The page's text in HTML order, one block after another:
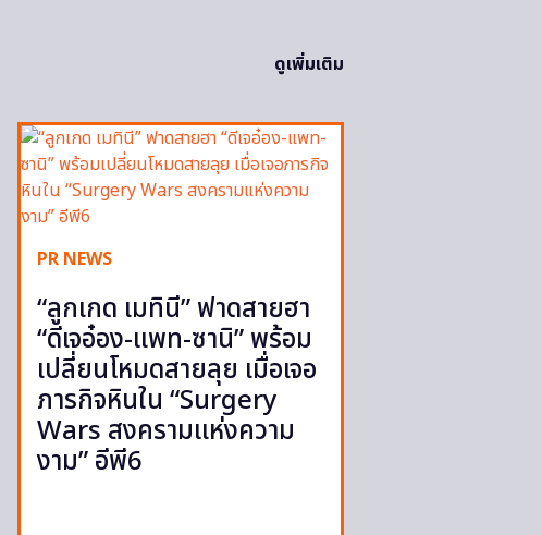
ดูเพิ่มเติม
PR NEWS
“ลูกเกด เมทินี” ฟาดสายฮา
“ดีเจอ๋อง-แพท-ซานิ” พร้อม
เปลี่ยนโหมดสายลุย เมื่อเจอ
ภารกิจหินใน “Surgery
Wars สงครามแห่งความ
งาม” อีพี6